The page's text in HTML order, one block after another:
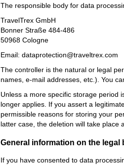
The responsible body for data
TravelTrex GmbH
Bonner Straße 484-486
50968 Cologne
Email: dataprotection@traveltrex.com
The controller is the natural or legal
names, e-mail addresses, etc.). You
Unless a more specific storage period
longer applies. If you assert a
permissible reasons for storing your
latter case, the deletion will take place
General information on the
If you have consented to data